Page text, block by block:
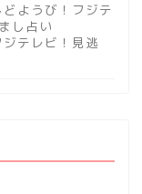
ようび！フジテ
し占い
テレビ！見逃